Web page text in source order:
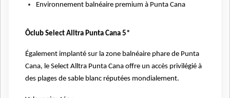
Environnement balnéaire premium à Punta Cana
Ôclub Select Alltra Punta Cana 5*
Également implanté sur la zone balnéaire phare de Punta
Cana, le Select Alltra Punta Cana offre un accès privilégié à
des plages de sable blanc réputées mondialement.